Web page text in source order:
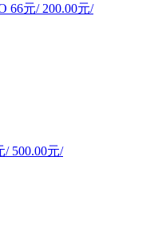
66元/ 200.00元/
/ 500.00元/